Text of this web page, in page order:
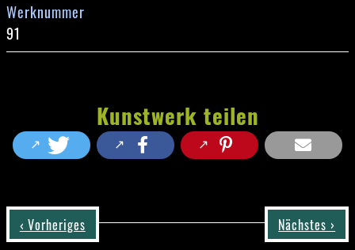
Werknummer
91
Kunstwerk teilen
‹ Vorheriges Nächstes ›